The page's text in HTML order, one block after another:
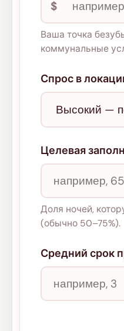
$
Ваша точка
коммунальные
Спрос в
Целевая
Доля ночей,
(обычно 50–75%).
Средний срок